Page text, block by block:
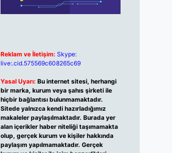
Reklam ve İletişim: Skype:
live:.cid.575569c608265c69
Yasal Uyarı: Bu internet sitesi, herhangi
bir marka, kurum veya şahıs şirketi ile
hiçbir bağlantısı bulunmamaktadır.
Sitede yalnızca kendi hazırladığımız
makaleler paylaşılmaktadır. Burada yer
alan içerikler haber niteliği taşımamakta
olup, gerçek kurum ve kişiler hakkında
paylaşım yapılmamaktadır. Gerçek